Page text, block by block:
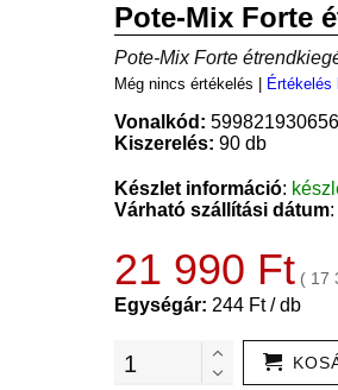
Pote-Mix Forte
Pote-Mix Forte
Még nincs értékelés Értékelés
Vonalkód:
Kiszerelés: 90 db
Készlet információ:
Várható szállítási dátum
21 990 Ft ( 17
Egységár: 244 Ft / db